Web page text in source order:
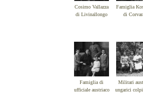
Cosimo Vallazza
di Livinallongo
Famiglia
di
Famiglia di
ufficiale austriaco
Militari
ungarici